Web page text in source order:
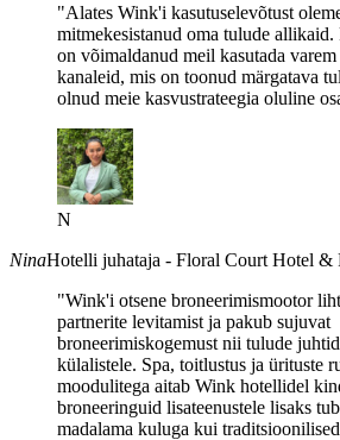
"Alates Wink'i kasutuselevõtust
mitmekesistanud oma tulude allikaid.
on võimaldanud meil kasutada varem
kanaleid, mis on toonud märgatava
olnud meie kasvustrateegia oluline
N
NinaHotelli juhataja - Floral Court Hotel &
"Wink'i otsene broneerimismootor
partnerite levitamist ja pakub sujuvat
broneerimiskogemust nii tulude
külalistele. Spa, toitlustus ja ürituste
moodulitega aitab Wink hotellidel
broneeringuid lisateenustele lisaks
madalama kuluga kui